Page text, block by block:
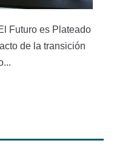
Futuro es Plateado
de la transición